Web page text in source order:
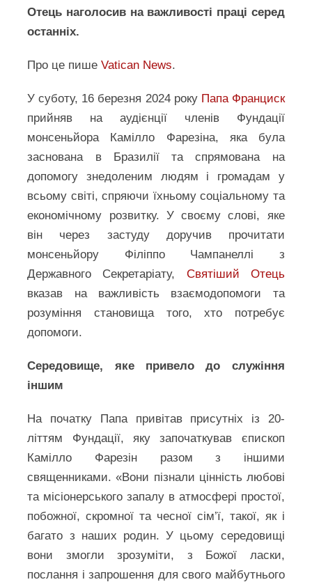
Отець наголосив на важливості праці серед
останніх.
Про це пишеVatican News.
У суботу, 16 березня 2024 року Папа Франциск
прийняв на аудієнції членів Фундації
монсеньйора Камілло Фарезіна, яка була
заснована в Бразилії та спрямована на
допомогу знедоленим людям і громадам у
всьому світі, спряючи їхньому соціальному та
економічному розвитку. У своєму слові, яке
він через застуду доручив прочитати
монсеньйору Філіппо Чампанеллі з
Державного Секретаріату, Святіший Отець
вказав на важливість взаємодопомоги та
розуміння становища того, хто потребує
допомоги.
Середовище, яке привело до служіння
іншим
На початку Папа привітав присутніх із 20-
літтям Фундації, яку започаткував єпископ
Камілло Фарезін разом з іншими
священниками. «Вони пізнали цінність любові
та місіонерського запалу в атмосфері простої,
побожної, скромної та чесної сім’ї, такої, як і
багато з наших родин. У цьому середовищі
вони змогли зрозуміти, з Божої ласки,
послання і запрошення для свого майбутнього